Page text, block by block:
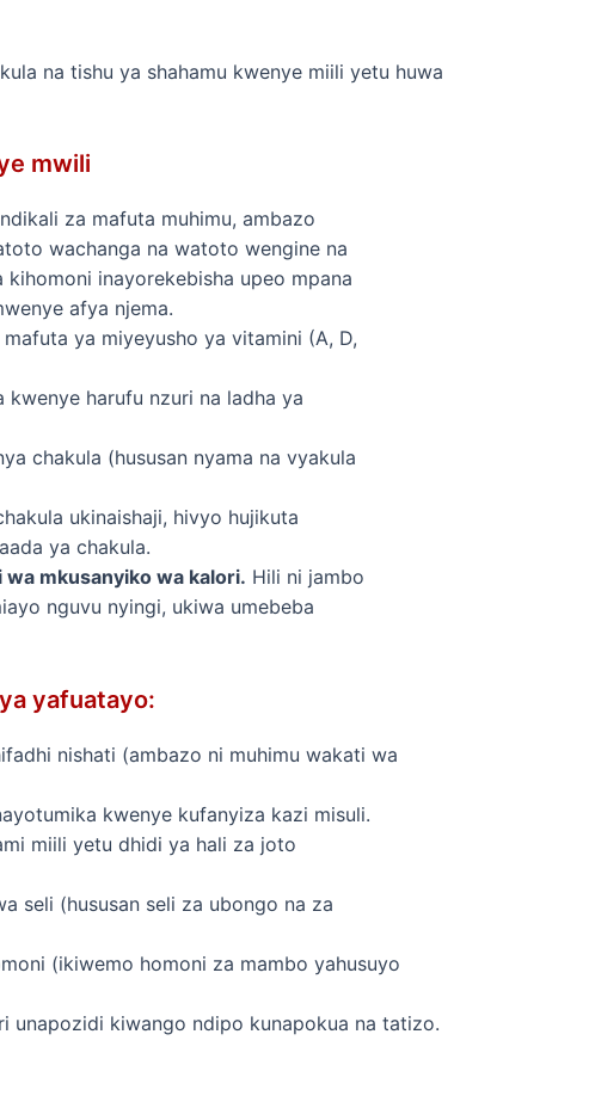
na tishu ya shahamu kwenye miili yetu huwa
mwili
za mafuta muhimu, ambazo
wachanga na watoto wengine na
inayorekebisha upeo mpana
afya njema.
ya miyeyusho ya vitamini (A, D,
kwenye harufu nzuri na ladha ya
chakula (hususan nyama na vyakula
ukinaishaji, hivyo hujikuta
ya chakula.
mkusanyiko wa kalori. Hili ni jambo
nguvu nyingi, ukiwa umebeba
yafuatayo:
nishati (ambazo ni muhimu wakati wa
kwenye kufanyiza kazi misuli.
miili yetu dhidi ya hali za joto
seli (hususan seli za ubongo na za
(ikiwemo homoni za mambo yahusuyo
unapozidi kiwango ndipo kunapokua na tatizo.